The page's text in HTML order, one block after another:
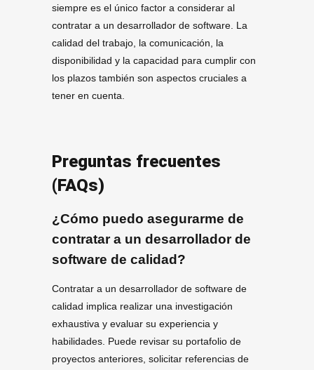
siempre es el único factor a considerar al
contratar a un desarrollador de software. La
calidad del trabajo, la comunicación, la
disponibilidad y la capacidad para cumplir con
los plazos también son aspectos cruciales a
tener en cuenta.
Preguntas frecuentes
(FAQs)
¿Cómo puedo asegurarme de
contratar a un desarrollador de
software de calidad?
Contratar a un desarrollador de software de
calidad implica realizar una investigación
exhaustiva y evaluar su experiencia y
habilidades. Puede revisar su portafolio de
proyectos anteriores, solicitar referencias de